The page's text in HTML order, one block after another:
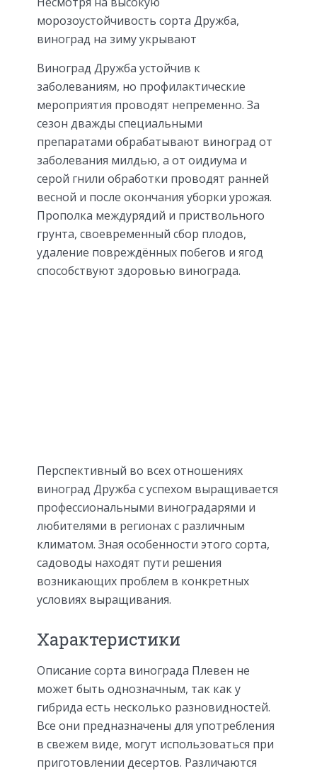
морозоустойчивость сорта Дружба,
виноград на зиму укрывают
Виноград Дружба устойчив к
заболеваниям, но профилактические
мероприятия проводят непременно. За
сезон дважды специальными
препаратами обрабатывают виноград от
заболевания милдью, а от оидиума и
серой гнили обработки проводят ранней
весной и после окончания уборки урожая.
Прополка междурядий и приствольного
грунта, своевременный сбор плодов,
удаление повреждённых побегов и ягод
способствуют здоровью винограда.
Перспективный во всех отношениях
виноград Дружба с успехом выращивается
профессиональными виноградарями и
любителями в регионах с различным
климатом. Зная особенности этого сорта,
садоводы находят пути решения
возникающих проблем в конкретных
условиях выращивания.
Характеристики
Описание сорта винограда Плевен не
может быть однозначным, так как у
гибрида есть несколько разновидностей.
Все они предназначены для употребления
в свежем виде, могут использоваться при
приготовлении десертов. Различаются